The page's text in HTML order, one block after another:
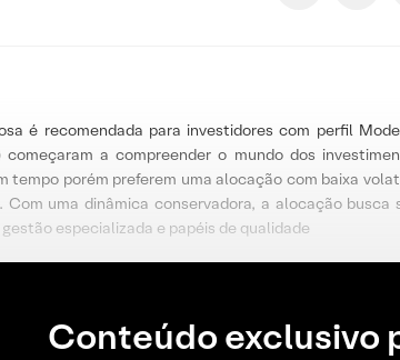
é recomendada para investidores com perfil
a compreender o mundo dos
tempo porém preferem uma alocação com baixa
Com uma dinâmica conservadora, a alocação
especializada e papéis de qualidade
Conteúdo exclusivo